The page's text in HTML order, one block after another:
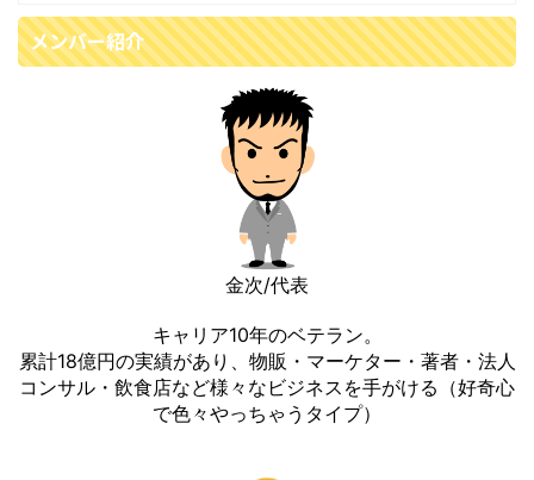
メンバー紹介
金次/代表
キャリア10年のベテラン。
累計18億円の実績があり、物販・マーケター・著者・法人
コンサル・飲食店など様々なビジネスを手がける（好奇心
で色々やっちゃうタイプ）